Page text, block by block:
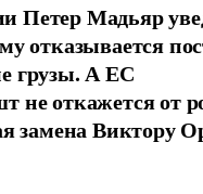
Петер Мадьяр
отказывается
грузы. А ЕС
не откажется от
замена Виктору